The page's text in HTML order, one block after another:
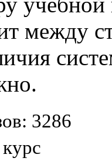
между
3286